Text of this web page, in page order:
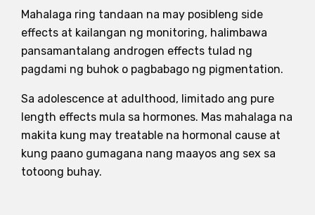
Mahalaga ring tandaan na may posibleng side
effects at kailangan ng monitoring, halimbawa
pansamantalang androgen effects tulad ng
pagdami ng buhok o pagbabago ng pigmentation.
Sa adolescence at adulthood, limitado ang pure
length effects mula sa hormones. Mas mahalaga na
makita kung may treatable na hormonal cause at
kung paano gumagana nang maayos ang sex sa
totoong buhay.